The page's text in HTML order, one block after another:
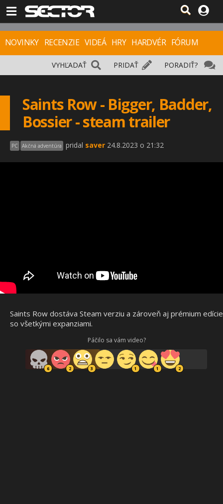
NOVINKY RECENZIE VIDEÁ HRY HARDVÉR FÓRUM
PORADIŤ?
PRIDAŤ
VYHĽADAŤ
Saints Row - Bigger, Badder,
Bossier - steam trailer
PC Akčná adventúra pridal saver 24.8.2023 o 21:32
Saints Row dostáva Steam verziu a zároveň aj prémium edície
so všetkými expanziami.
Páčilo sa vám video?